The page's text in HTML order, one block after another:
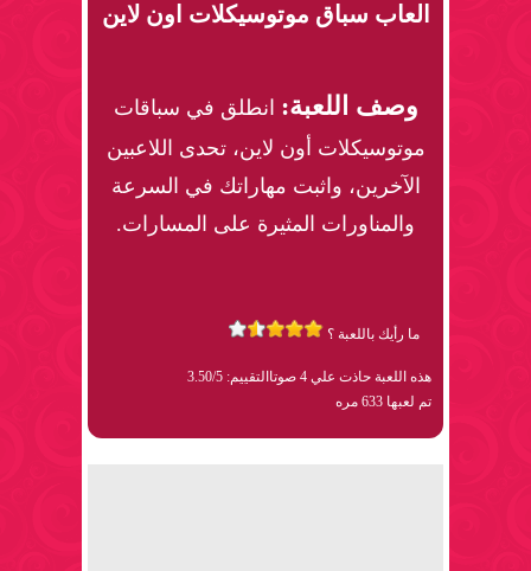
العاب سباق موتوسيكلات اون لاين
وصف اللعبة: انطلق في سباقات
موتوسيكلات أون لاين، تحدى اللاعبين
الآخرين، واثبت مهاراتك في السرعة
والمناورات المثيرة على المسارات.
ما رأيك باللعبة ؟
هذه اللعبة حاذت علي 4 صوتا
التقييم: 3.50/5
تم لعبها 633 مره